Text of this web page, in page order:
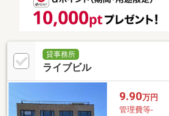
貸事務所
ライブビル
9.90万円
管理費等-